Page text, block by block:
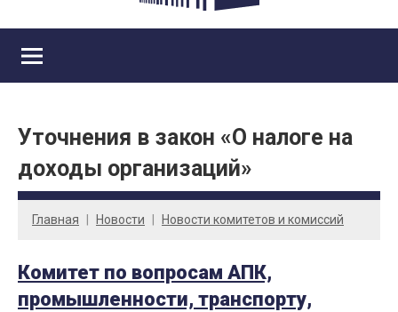
Уточнения в закон «О налоге на
доходы организаций»
Главная Новости Новости комитетов и комиссий
Комитет по вопросам АПК,
промышленности, транспорту,